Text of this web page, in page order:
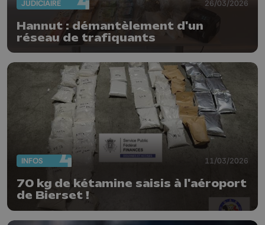
JUDICIAIRE 26/03/2026
Hannut : démantèlement d'un
réseau de trafiquants
INFOS 11/03/2026
70 kg de kétamine saisis à l'aéroport
de Bierset !